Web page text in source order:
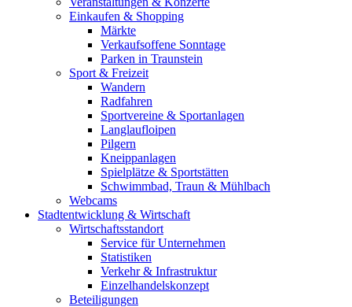
Einkaufen & Shopping
Märkte
Verkaufsoffene Sonntage
Parken in Traunstein
Sport & Freizeit
Wandern
Radfahren
Sportvereine & Sportanlagen
Langlaufloipen
Pilgern
Kneippanlagen
Spielplätze & Sportstätten
Schwimmbad, Traun & Mühlbach
Webcams
Stadtentwicklung & Wirtschaft
Wirtschaftsstandort
Service für Unternehmen
Statistiken
Verkehr & Infrastruktur
Einzelhandelskonzept
Beteiligungen